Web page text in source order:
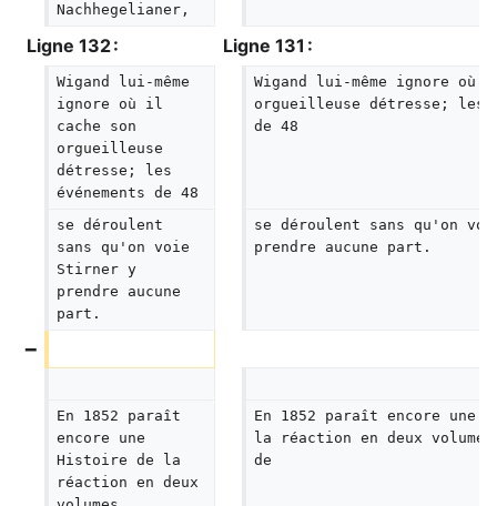
Nachhegelianer,
Ligne 132 : Ligne 131 :
Wigand lui-même
ignore où il
cache son
orgueilleuse
détresse; les
événements de 48
Wigand lui-même ignore où
orgueilleuse détresse; les
de 48
se déroulent
sans qu'on voie
Stirner y
prendre aucune
part.
se déroulent sans qu'on
prendre aucune part.
En 1852 paraît
encore une
Histoire de la
réaction en deux
En 1852 paraît encore une
la réaction en deux
de